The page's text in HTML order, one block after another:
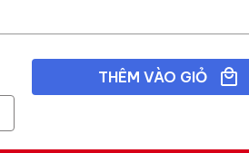
THÊM VÀO GIỎ